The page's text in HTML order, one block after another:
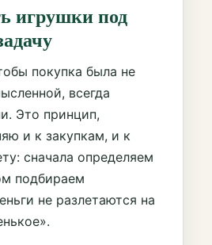
игрушки под
покупка была не
всегда
Это принцип,
и к закупкам, и к
сначала определяем
подбираем
не разлетаются на